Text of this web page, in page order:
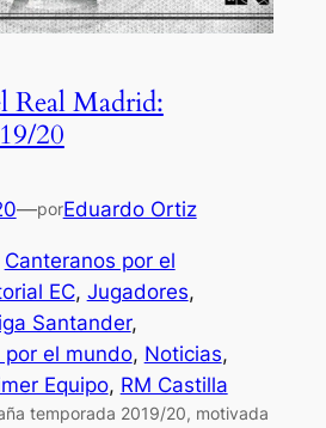
Real Madrid:
20
—porEduardo Ortiz
Canteranos por el
EC, Jugadores
Santander
el mundo, Noticias
Equipo, RM Castilla
temporada 2019/20, motivada